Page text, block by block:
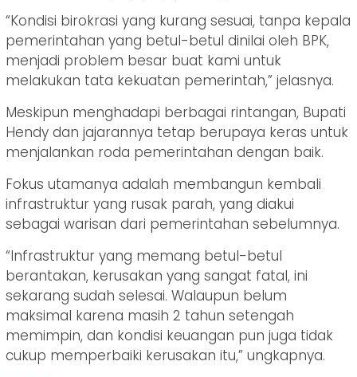
“Kondisi birokrasi yang kurang sesuai, tanpa kepala
pemerintahan yang betul-betul dinilai oleh BPK,
menjadi problem besar buat kami untuk
melakukan tata kekuatan pemerintah,” jelasnya.
Meskipun menghadapi berbagai rintangan, Bupati
Hendy dan jajarannya tetap berupaya keras untuk
menjalankan roda pemerintahan dengan baik.
Fokus utamanya adalah membangun kembali
infrastruktur yang rusak parah, yang diakui
sebagai warisan dari pemerintahan sebelumnya.
“Infrastruktur yang memang betul-betul
berantakan, kerusakan yang sangat fatal, ini
sekarang sudah selesai. Walaupun belum
maksimal karena masih 2 tahun setengah
memimpin, dan kondisi keuangan pun juga tidak
cukup memperbaiki kerusakan itu,” ungkapnya.